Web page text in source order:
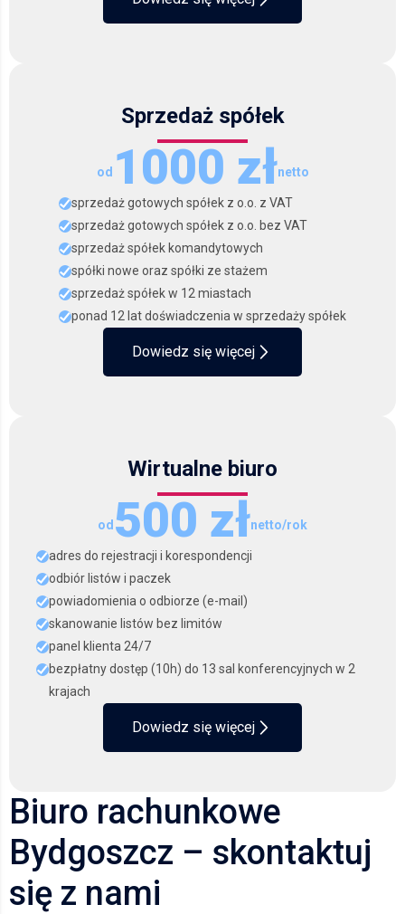
Sprzedaż spółek
od 1000 złnetto
sprzedaż gotowych spółek z o.o. z VAT
sprzedaż gotowych spółek z o.o. bez VAT
sprzedaż spółek komandytowych
spółki nowe oraz spółki ze stażem
sprzedaż spółek w 12 miastach
ponad 12 lat doświadczenia w sprzedaży spółek
Dowiedz się więcej
Wirtualne biuro
od500 złnetto/rok
adres do rejestracji i korespondencji
odbiór listów i paczek
powiadomienia o odbiorze (e-mail)
skanowanie listów bez limitów
panel klienta 24/7
bezpłatny dostęp (10h) do 13 sal konferencyjnych w 2
krajach
Dowiedz się więcej
Biuro rachunkowe
Bydgoszcz – skontaktuj
się z nami